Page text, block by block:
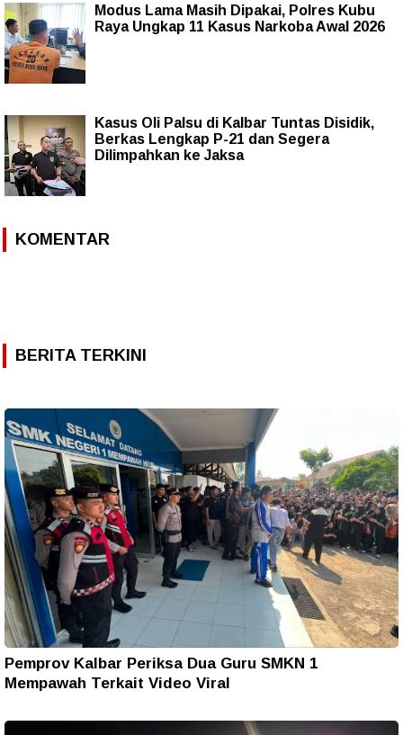
Modus Lama Masih Dipakai, Polres Kubu
Raya Ungkap 11 Kasus Narkoba Awal 2026
Kasus Oli Palsu di Kalbar Tuntas Disidik,
Berkas Lengkap P-21 dan Segera
Dilimpahkan ke Jaksa
KOMENTAR
BERITA TERKINI
Pemprov Kalbar Periksa Dua Guru SMKN 1
Mempawah Terkait Video Viral